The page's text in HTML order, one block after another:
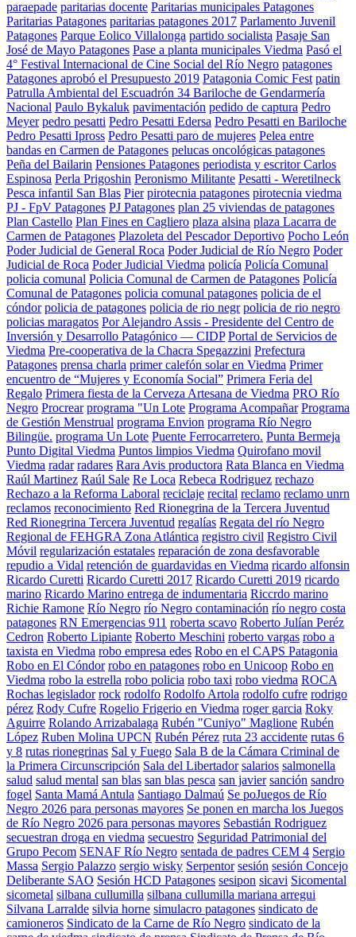
paraepade paritarias docente Paritarias municipales Patagones
Paritarias Patagones paritarias patagones 2017 Parlamento Juvenil
Patagones Parque Eolico Villalonga partido socialista Pasaje San
José de Mayo Patagones Pase a planta municipales Viedma Pasó el
4° Festival Internacional de Cine Social del Río Negro patagones
Patagones aprobó el Presupuesto 2019 Patagonia Comic Fest patin
Patrulla Ambiental del Escuadrón 34 Bariloche de Gendarmería
Nacional Paulo Bykaluk pavimentación pedido de captura Pedro
Meyer pedro pesatti Pedro Pesatti Edersa Pedro Pesatti en Bariloche
Pedro Pesatti Ipross Pedro Pesatti paro de mujeres Pelea entre
bandas en Carmen de Patagones pelucas oncológicas patagones
Peña del Bailarin Pensiones Patagones periodista y escritor Carlos
Espinosa Perla Prigoshin Peronismo Militante Pesatti - Weretilneck
Pesca infantil San Blas Pier pirotecnia patagones pirotecnia viedma
PJ - FpV Patagones PJ Patagones plan 25 viviendas de patagones
Plan Castello Plan Fines en Cagliero plaza alsina plaza Lacarra de
Carmen de Patagones Plazoleta del Pescador Deportivo Pocho León
Poder Judicial de General Roca Poder Judicial de Río Negro Poder
Judicial de Roca Poder Judicial Viedma policía Policía Comunal
policia comunal Policia Comunal de Carmen de Patagones Policía
Comunal de Patagones policia comunal patagones policia de el
cóndor policia de patagones policia de rio negr policia de rio negro
policias maragatos Por Alejandro Assis - Presidente del Centro de
Inversión y Desarrollo Patagónico — CIDP Portal de Servicios de
Viedma Pre-cooperativa de la Chacra Spegazzini Prefectura
Patagones prensa charla primer calefón solar en Viedma Primer
encuentro de “Mujeres y Economía Social” Primera Feria del
Regalo Primera fiesta de la Cerveza Artesana de Viedma PRO Río
Negro Procrear programa "Un Lote Programa Acompañar Programa
de Gestión Menstrual programa Envion programa Río Negro
Bilingüe. programa Un Lote Puente Ferrocarretero. Punta Bermeja
Punto Digital Viedma Puntos limpios Viedma Quirofano movil
Viedma radar radares Rara Avis productora Rata Blanca en Viedma
Raúl Martinez Raúl Sale Re Loca Rebeca Rodriguez rechazo
Rechazo a la Reforma Laboral reciclaje recital reclamo reclamo unrn
reclamos reconocimiento Red Rionegrina de la Tercera Juventud
Red Rionegrina Tercera Juventud regalías Regata del río Negro
Regional de FEHGRA Zona Atlántica registro civil Registro Civil
Móvil regularización estatales reparación de zona desfavorable
repudio a Vidal retención de guardavidas en Viedma ricardo alfonsin
Ricardo Curetti Ricardo Curetti 2017 Ricardo Curetti 2019 ricardo
marino Ricardo Marino entrega de indumentaria Riccrdo marino
Richie Ramone Río Negro río Negro contaminación río negro costa
patagones RN Emergencias 911 roberta scavo Roberto Julían Peréz
Cedron Roberto Lipiante Roberto Meschini roberto vargas robo a
taxista en Viedma robo empresa edes Robo en el CAPS Patagonia
Robo en El Cóndor robo en patagones robo en Unicoop Robo en
Viedma robo la estrella robo policia robo taxi robo viedma ROCA
Rochas legislador rock rodolfo Rodolfo Artola rodolfo cufre rodrigo
pérez Rody Cufre Rogelio Frigerio en Viedma roger garcia Roky
Aguirre Rolando Arrizabalaga Rubén "Cuniyo" Maglione Rubén
López Ruben Molina UPCN Rubén Pérez ruta 23 accidente rutas 6
y 8 rutas rionegrinas Sal y Fuego Sala B de la Cámara Criminal de
la Primera Circunscripción Sala del Libertador salarios salmonella
salud salud mental san blas san blas pesca san javier sanción sandro
fogel Santa Mamá Antula Santiago Dalmaú Se poJuegos de Río
Negro 2026 para personas mayores Se ponen en marcha los Juegos
de Río Negro 2026 para personas mayores Sebastián Rodriguez
secuestran droga en viedma secuestro Seguridad Patrimonial del
Grupo Pecom SENAF Río Negro sentada de padres CEM 4 Sergio
Massa Sergio Palazzo sergio wisky Serpentor sesión sesión Concejo
Deliberante SAO Sesión HCD Patagones sesipon sicavi Sicomental
sicometal silbana cullumilla silbana cullumilla mariana arregui
Silvana Larralde silvia horne simulacro patagones sindicato de
camioneros Sindicato de la Carne de Río Negro sindicato de la